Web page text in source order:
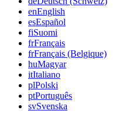
enEnglish
esEspañol
fiSuomi
frFrançais
frFrançais (Belgique)
huMagyar
itItaliano
plPolski
ptPortuguês
svSvenska